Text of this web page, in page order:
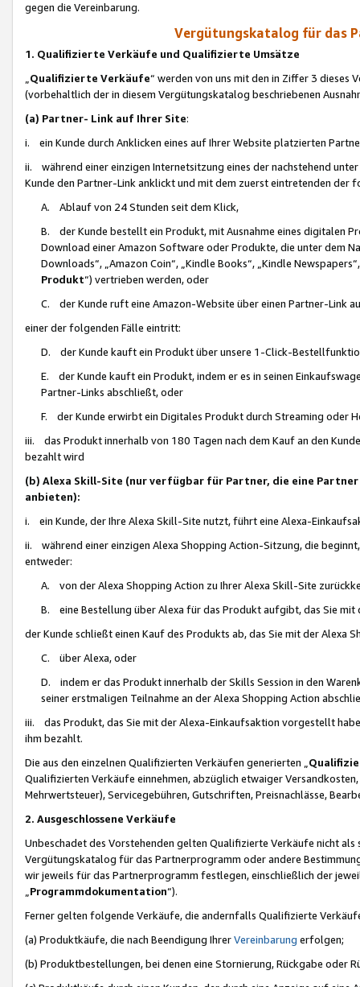
gegen die Vereinbarung.
Vergütungskatalog für das
1. Qualifizierte Verkäufe und Qualifizierte Umsätze
Qualifizierte Verkäufe“ werden von uns mit den in Ziffer 3
(vorbehaltlich der in diesem Vergütungskatalog beschriebenen
(a) Partner- Link auf Ihrer Site:
i. ein Kunde durch Anklicken eines auf Ihrer Website platzierten
ii. während einer einzigen Internetsitzung eines der nachstehend
Kunde den Partner-Link anklickt und mit dem zuerst eintretenden der
A. Ablauf von 24 Stunden seit dem Klick,
B. der Kunde bestellt ein Produkt, mit Ausnahme eines digitalen
Download einer Amazon Software oder Produkte, die unter dem
Downloads“, „Amazon Coin“, „Kindle Books“, „Kindle
Produkt“) vertrieben werden, oder
C. der Kunde ruft eine Amazon-Website über einen Partner-Link
einer der folgenden Fälle eintritt:
D. der Kunde kauft ein Produkt über unsere 1-Click-
E. der Kunde kauft ein Produkt, indem er es in seinen
Partner-Links abschließt, oder
F. der Kunde erwirbt ein Digitales Produkt durch Streaming oder
iii. das Produkt innerhalb von 180 Tagen nach dem Kauf an den
bezahlt wird
(b) Alexa Skill-Site (nur verfügbar für Partner, die eine
anbieten):
i. ein Kunde, der Ihre Alexa Skill-Site nutzt, führt eine Alexa-
ii. während einer einzigen Alexa Shopping Action-Sitzung, die
entweder:
A. von der Alexa Shopping Action zu Ihrer Alexa Skill-Site
B. eine Bestellung über Alexa für das Produkt aufgibt, das Sie mit
der Kunde schließt einen Kauf des Produkts ab, das Sie mit der Alexa
C. über Alexa, oder
D. indem er das Produkt innerhalb der Skills Session in den
seiner erstmaligen Teilnahme an der Alexa Shopping Action
iii. das Produkt, das Sie mit der Alexa-Einkaufsaktion vorgestellt
ihm bezahlt.
Die aus den einzelnen Qualifizierten Verkäufen generierten „
Qualifizierten Verkäufe einnehmen, abzüglich etwaiger
Mehrwertsteuer), Servicegebühren, Gutschriften, Preisnachlässe,
2. Ausgeschlossene Verkäufe
Unbeschadet des Vorstehenden gelten Qualifizierte Verkäufe nicht
Vergütungskatalog für das Partnerprogramm oder andere
wir jeweils für das Partnerprogramm festlegen, einschließlich der
Programmdokumentation“).
Ferner gelten folgende Verkäufe, die andernfalls Qualifizierte
(a) Produktkäufe, die nach Beendigung IhrerVereinbarung erfolgen;
(b) Produktbestellungen, bei denen eine Stornierung, Rückgabe oder